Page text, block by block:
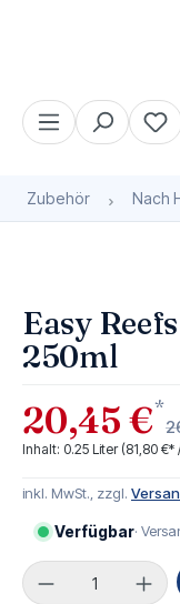
Zubehör Nach
Easy
250ml
20,45 €*
Inhalt: 0.25 Liter (81,80 €*
inkl. MwSt., zzgl.
Verfügbar·
Produkt